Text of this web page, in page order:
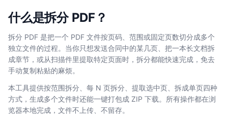
什么是拆分 PDF？
拆分 PDF 是把一个 PDF 文件按页码、范围或固定页数切分成多个
独立文件的过程。当你只想发送合同中的某几页、把一本长文档拆
成章节，或从扫描件里提取特定页面时，拆分都能快速完成，免去
手动复制粘贴的麻烦。
本工具提供按范围拆分、每 N 页拆分、提取选中页、拆成单页四种
方式，生成多个文件时还能一键打包成 ZIP 下载。所有操作都在浏
览器本地完成，文件不上传、不留存。